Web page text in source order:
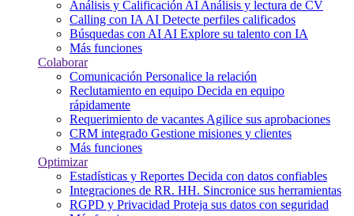
Análisis y Calificación AI Análisis y lectura de CV
Calling con IA AI Detecte perfiles calificados
Búsquedas con AI AI Explore su talento con IA
Más funciones
Colaborar
Comunicación Personalice la relación
Reclutamiento en equipo Decida en equipo
rápidamente
Requerimiento de vacantes Agilice sus aprobaciones
CRM integrado Gestione misiones y clientes
Más funciones
Optimizar
Estadísticas y Reportes Decida con datos confiables
Integraciones de RR. HH. Sincronice sus herramientas
RGPD y Privacidad Proteja sus datos con seguridad